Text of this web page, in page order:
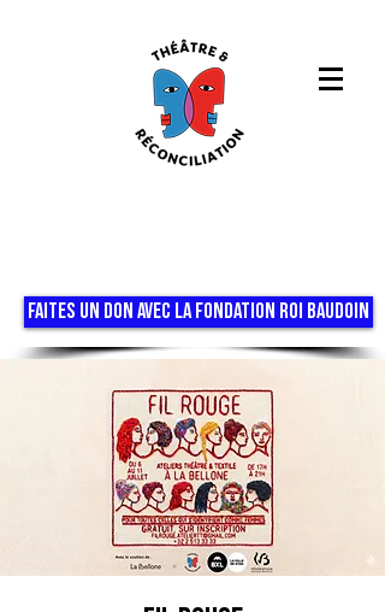
FAITES UN DON AVEC LA FONDATION ROI BAUDOIN